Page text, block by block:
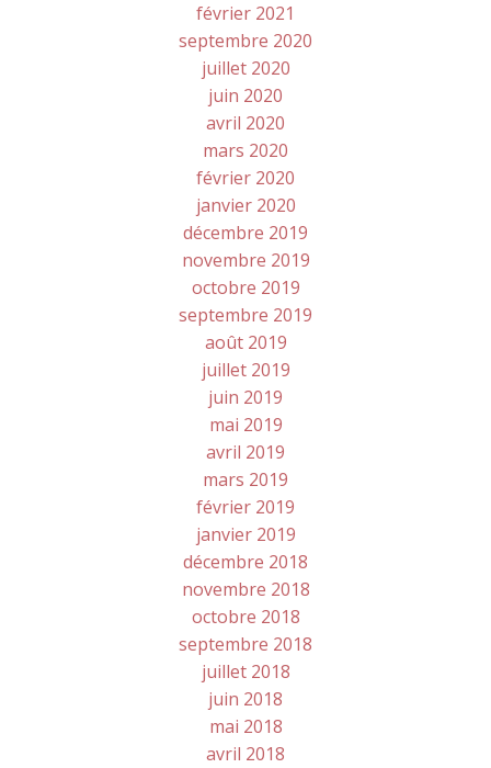
février 2021
septembre 2020
juillet 2020
juin 2020
avril 2020
mars 2020
février 2020
janvier 2020
décembre 2019
novembre 2019
octobre 2019
septembre 2019
août 2019
juillet 2019
juin 2019
mai 2019
avril 2019
mars 2019
février 2019
janvier 2019
décembre 2018
novembre 2018
octobre 2018
septembre 2018
juillet 2018
juin 2018
mai 2018
avril 2018